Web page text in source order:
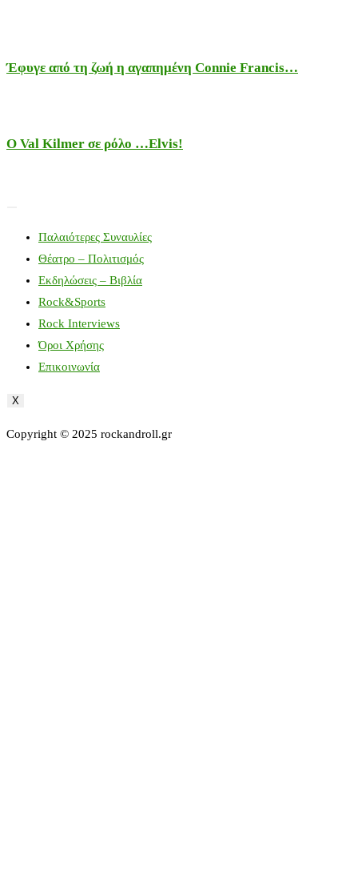
Έφυγε από τη ζωή η αγαπημένη Connie Francis…
Ο Val Kilmer σε ρόλο …Elvis!
Παλαιότερες Συναυλίες
Θέατρο – Πολιτισμός
Εκδηλώσεις – Βιβλία
Rock&Sports
Rock Interviews
Όροι Χρήσης
Επικοινωνία
X
Copyright © 2025 rockandroll.gr